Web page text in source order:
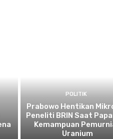
POLITIK
Prabowo Hentikan
Peneliti BRIN Saat
Kemampuan
Uranium